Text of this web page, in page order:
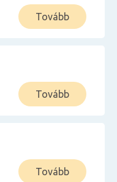
Tovább
Tovább
Tovább